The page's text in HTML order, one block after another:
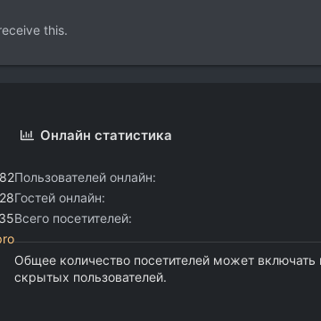
this.
Онлайн статистика
Пользователей онлайн
Гостей онлайн
Всего посетителей
Общее количество посетителей может включать
скрытых пользователей.